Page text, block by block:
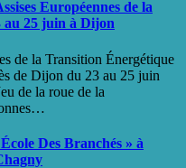
Européennes de la
au 25 juin à Dijon
de la Transition Énergétique
de Dijon du 23 au 25 juin
de la roue de la
Des Branchés » à